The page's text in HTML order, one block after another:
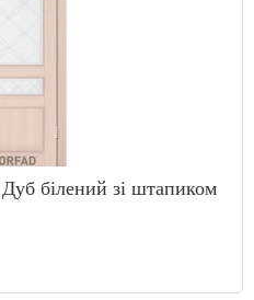
білений зі штапиком